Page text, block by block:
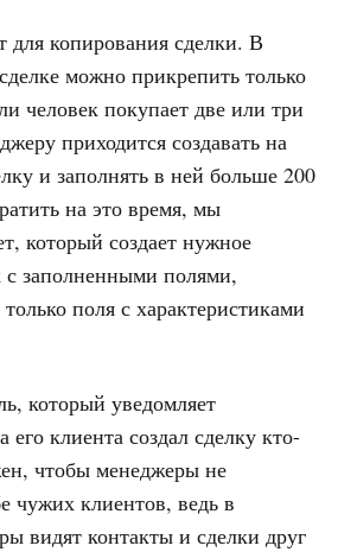
копирования сделки. В
можно прикрепить только
человек покупает две или три
приходится создавать на
и заполнять в ней больше 200
на это время, мы
который создает нужное
с заполненными полями,
поля с характеристиками
который уведомляет
его клиента создал сделку кто-
чтобы менеджеры не
чужих клиентов, ведь в
видят контакты и сделки друг